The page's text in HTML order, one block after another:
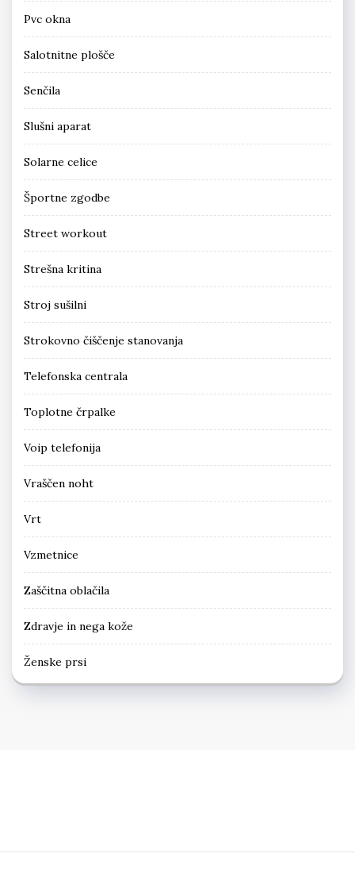
Pvc okna
Salotnitne plošče
Senčila
Slušni aparat
Solarne celice
Športne zgodbe
Street workout
Strešna kritina
Stroj sušilni
Strokovno čiščenje stanovanja
Telefonska centrala
Toplotne črpalke
Voip telefonija
Vraščen noht
Vrt
Vzmetnice
Zaščitna oblačila
Zdravje in nega kože
Ženske prsi